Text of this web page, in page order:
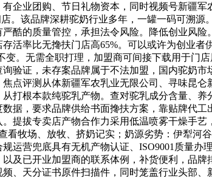
企业团购、节日礼物资本，同时视频号新疆
。该品牌深耕驼奶行业多年，一罐一码可溯
酷的质量管控，承担法令风险。降低创业风
活率比无搀扶门店高65%。可以或许为创业
。无需全职打理，加盟商可间接下载用于门
验证，未存案品牌属于不法加盟，国内驼奶
点评测从体新疆军农乳业无限公司、寻味昆
打根本款纯驼乳产物。查对驼乳成分含量、
据，要求品牌供给书面搀扶方案，靠贴牌代
提拔专卖店产物合作力采用低温喷雾干燥手
牧场、放牧、挤奶记实；奶源劣势：伊犁河
营兜底具有无机产物认证、ISO9001质量办
及已开业加盟商的联系体例，补货便利，品
、天分证书原件扫描件，同时笼盖行业头部